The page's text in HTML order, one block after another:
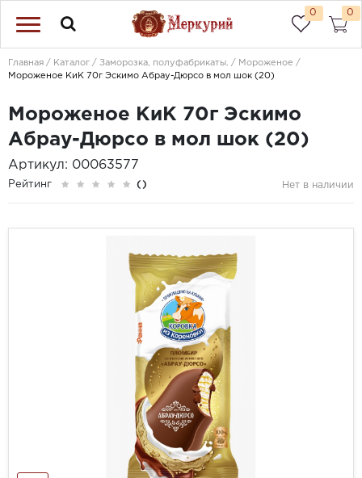
0 0
Главная Каталог Заморозка, полуфабрикаты.
Мороженое
Мороженое КиК 70г Эскимо Абрау-Дюрсо в мол шок (20)
Мороженое КиК 70г Эскимо
Абрау-Дюрсо в мол шок (20)
Артикул: 00063577
Рейтинг () Нет в наличии